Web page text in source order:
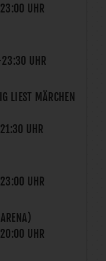
23:00 UHR
23:30 UHR
LIEST MÄRCHEN
21:30 UHR
23:00 UHR
20:00 UHR